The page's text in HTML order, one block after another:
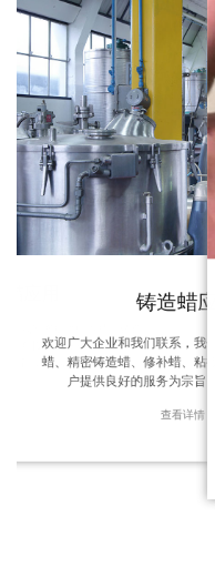
、粘接蜡、废蜡回收，为用
宗旨，竭诚为您服务！
铸造蜡应
欢迎广大企业和我们联系，我
蜡、精密铸造蜡、修补蜡、粘
户提供良好的服务为宗旨
查看详情 +